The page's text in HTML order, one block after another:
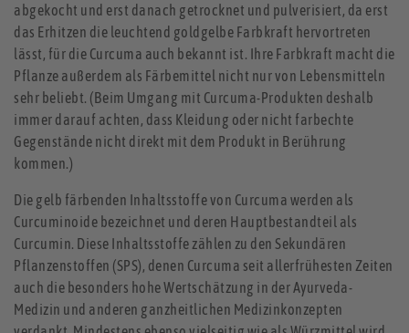
abgekocht und erst danach getrocknet und pulverisiert, da erst
das Erhitzen die leuchtend goldgelbe Farbkraft hervortreten
lässt, für die Curcuma auch bekannt ist. Ihre Farbkraft macht die
Pflanze außerdem als Färbemittel nicht nur von Lebensmitteln
sehr beliebt. (Beim Umgang mit Curcuma-Produkten deshalb
immer darauf achten, dass Kleidung oder nicht farbechte
Gegenstände nicht direkt mit dem Produkt in Berührung
kommen.)
Die gelb färbenden Inhaltsstoffe von Curcuma werden als
Curcuminoide bezeichnet und deren Hauptbestandteil als
Curcumin. Diese Inhaltsstoffe zählen zu den Sekundären
Pflanzenstoffen (SPS), denen Curcuma seit allerfrühesten Zeiten
auch die besonders hohe Wertschätzung in der Ayurveda-
Medizin und anderen ganzheitlichen Medizinkonzepten